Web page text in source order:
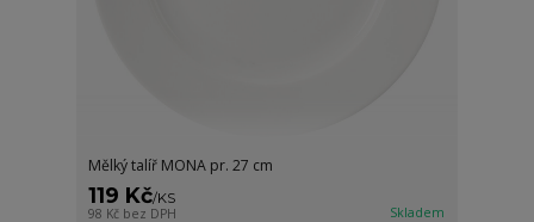
Mělký talíř MONA pr. 27 cm
119 Kč/KS
98 Kč bez DPH Skladem